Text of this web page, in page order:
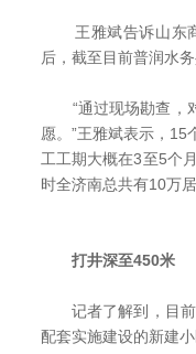
王雅斌告诉山东商
后，截至目前普润水
“通过现场勘查，对
愿。”王雅斌表示，15
工工期大概在3至5个
时全济南总共有10万
打井深至450米
记者了解到，目前
配套实施建设的新建